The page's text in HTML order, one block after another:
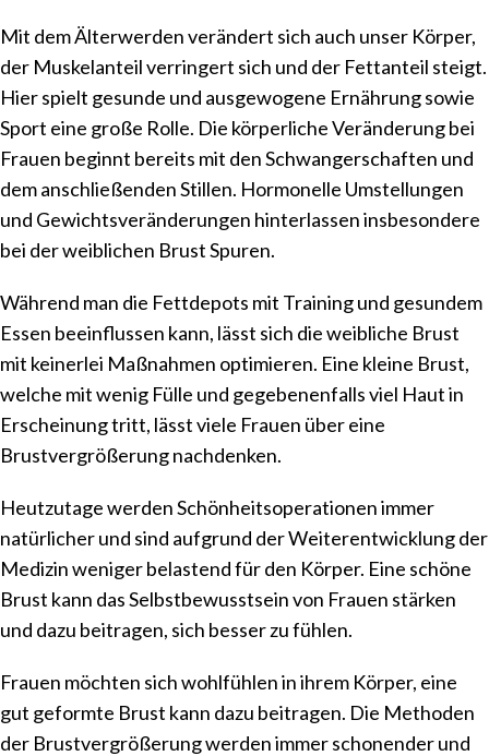
Mit dem Älterwerden verändert sich auch unser Körper,
der Muskelanteil verringert sich und der Fettanteil steigt.
Hier spielt gesunde und ausgewogene Ernährung sowie
Sport eine große Rolle. Die körperliche Veränderung bei
Frauen beginnt bereits mit den Schwangerschaften und
dem anschließenden Stillen. Hormonelle Umstellungen
und Gewichtsveränderungen hinterlassen insbesondere
bei der weiblichen Brust Spuren.
Während man die Fettdepots mit Training und gesundem
Essen beeinflussen kann, lässt sich die weibliche Brust
mit keinerlei Maßnahmen optimieren. Eine kleine Brust,
welche mit wenig Fülle und gegebenenfalls viel Haut in
Erscheinung tritt, lässt viele Frauen über eine
Brustvergrößerung nachdenken.
Heutzutage werden Schönheitsoperationen immer
natürlicher und sind aufgrund der Weiterentwicklung der
Medizin weniger belastend für den Körper. Eine schöne
Brust kann das Selbstbewusstsein von Frauen stärken
und dazu beitragen, sich besser zu fühlen.
Frauen möchten sich wohlfühlen in ihrem Körper, eine
gut geformte Brust kann dazu beitragen. Die Methoden
der Brustvergrößerung werden immer schonender und